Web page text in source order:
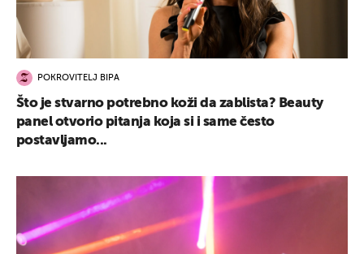
POKROVITELJ BIPA
Što je stvarno potrebno koži da zablista? Beauty
panel otvorio pitanja koja si i same često
postavljamo...